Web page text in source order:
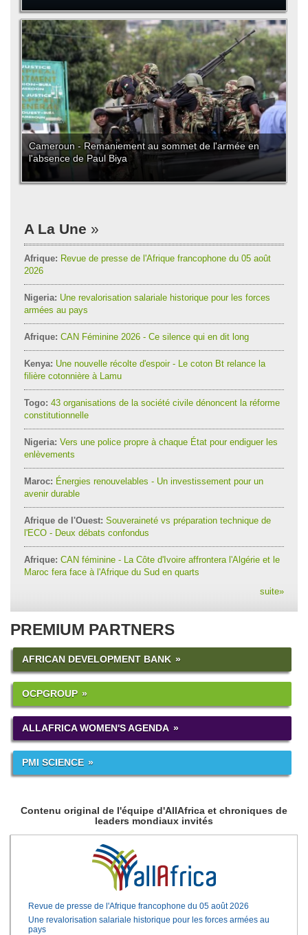
Cameroun - Remaniement au sommet de l'armée en
l'absence de Paul Biya
A La Une
Afrique: Revue de presse de l'Afrique francophone du 05 août
2026
Nigeria: Une revalorisation salariale historique pour les forces
armées au pays
Afrique: CAN Féminine 2026 - Ce silence qui en dit long
Kenya: Une nouvelle récolte d'espoir - Le coton Bt relance la
filière cotonnière à Lamu
Togo: 43 organisations de la société civile dénoncent la réforme
constitutionnelle
Nigeria: Vers une police propre à chaque État pour endiguer les
enlèvements
Maroc: Énergies renouvelables - Un investissement pour un
avenir durable
Afrique de l'Ouest: Souveraineté vs préparation technique de
l'ECO - Deux débats confondus
Afrique: CAN féminine - La Côte d'Ivoire affrontera l'Algérie et le
Maroc fera face à l'Afrique du Sud en quarts
suite»
PREMIUM PARTNERS
AFRICAN DEVELOPMENT BANK
OCPGROUP
ALLAFRICA WOMEN'S AGENDA
PMI SCIENCE
Contenu original de l'équipe d'AllAfrica et chroniques de
leaders mondiaux invités
Revue de presse de l'Afrique francophone du 05 août 2026
Une revalorisation salariale historique pour les forces armées au
pays